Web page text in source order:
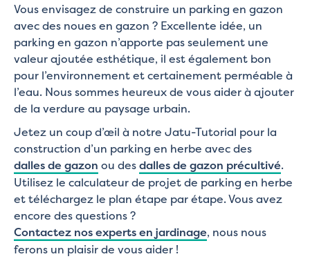
Vous envisagez de construire un parking en gazon
avec des noues en gazon ? Excellente idée, un
parking en gazon n’apporte pas seulement une
valeur ajoutée esthétique, il est également bon
pour l’environnement et certainement perméable à
l’eau. Nous sommes heureux de vous aider à ajouter
de la verdure au paysage urbain.
Jetez un coup d’œil à notre Jatu-Tutorial pour la
construction d’un parking en herbe avec des
dalles de gazon ou desdalles de gazon précultivé.
Utilisez le calculateur de projet de parking en herbe
et téléchargez le plan étape par étape. Vous avez
encore des questions ?
Contactez nos experts en jardinage, nous nous
ferons un plaisir de vous aider !